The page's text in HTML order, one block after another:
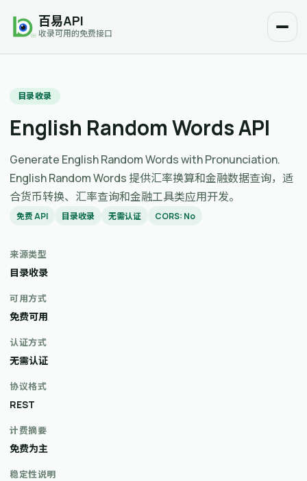
百易API
收录可用的免费接口
目录收录
English Random Words API
Generate English Random Words with Pronunciation.
English Random Words 提供汇率换算和金融数据查询，适
合货币转换、汇率查询和金融工具类应用开发。
免费 API 目录收录 无需认证 CORS: No
来源类型
目录收录
可用方式
免费可用
认证方式
无需认证
协议格式
REST
计费摘要
免费为主
稳定性说明